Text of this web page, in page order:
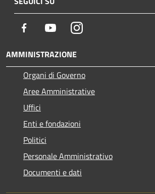
Facebook YoutubeInstagram
AMMINISTRAZIONE
Organi di Governo
Aree Amministrative
Uffici
Enti e fondazioni
Politici
Personale Amministrativo
Documenti e dati